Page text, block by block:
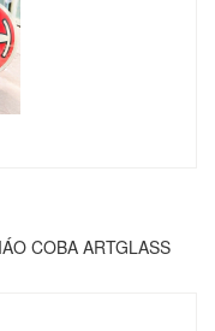
COBA ARTGLASS